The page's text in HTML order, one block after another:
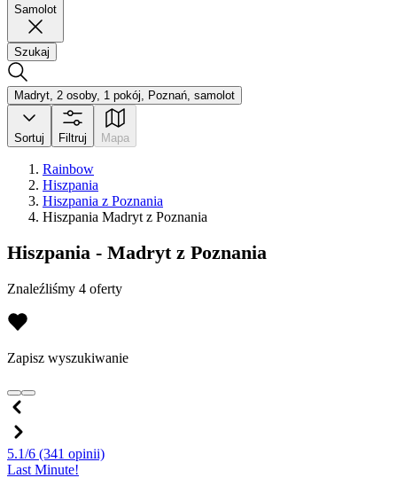
Samolot
Szukaj
Madryt, 2 osoby, 1 pokój, Poznań, samolot
Sortuj Filtruj Mapa
Rainbow
Hiszpania
Hiszpania z Poznania
Hiszpania Madryt z Poznania
Hiszpania - Madryt z Poznania
Znaleźliśmy 4 oferty
Zapisz wyszukiwanie
5.1/6 (341 opinii)
Last Minute!